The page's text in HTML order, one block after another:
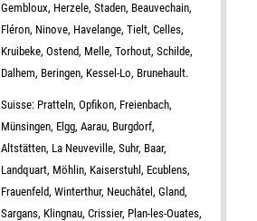
Gembloux, Herzele, Staden, Beauvechain,
Fléron, Ninove, Havelange, Tielt, Celles,
Kruibeke, Ostend, Melle, Torhout, Schilde,
Dalhem, Beringen, Kessel-Lo, Brunehault.
Suisse: Pratteln, Opfikon, Freienbach,
Münsingen, Elgg, Aarau, Burgdorf,
Altstätten, La Neuveville, Suhr, Baar,
Landquart, Möhlin, Kaiserstuhl, Ecublens,
Frauenfeld, Winterthur, Neuchâtel, Gland,
Sargans, Klingnau, Crissier, Plan-les-Ouates,